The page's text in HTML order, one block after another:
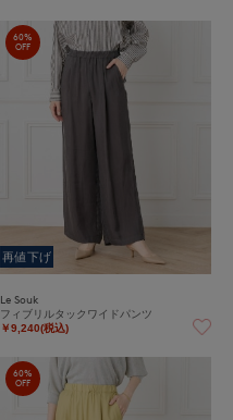
60%
OFF
再値下げ
Le Souk
フィブリルタックワイドパンツ
￥9,240(税込)
60%
OFF